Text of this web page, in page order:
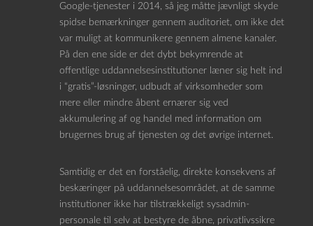
Google-tjenester i 2014, så jeg måtte jævnligt skyde
spidse bemærkninger gennem auditoriet, om ikke det
var muligt at kommunikere gennem almene kanaler.
På den ene side er det dybt bekymrende at
offentlige uddannelsesinstitutioner læner sig helt ind
i “gratis”-løsninger, udbudt af virksomheder som
mere eller mindre åbent ernærer sig ved
akkumulering af og handel med information om
brugernes brug af tjenesten ogdet øvrige internet.
Samtidig er det en forståelig, direkte konsekvens af
beskæringer på uddannelsesområdet, at de samme
institutioner ikke har tilstrækkeligt sysadmin-
personale til selv at bestyre de åbne, privatlivssikre